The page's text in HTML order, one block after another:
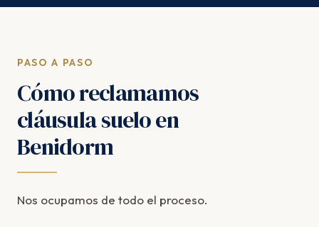
PASO A PASO
Cómo reclamamos
cláusula suelo en
Benidorm
Nos ocupamos de todo el proceso.